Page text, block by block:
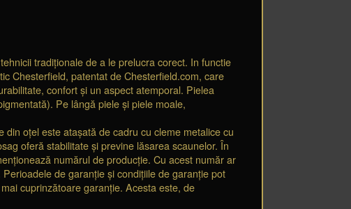
tradiționale de a le prelucra corect. In functie
Chesterfield, patentat de Chesterfield.com, care
confort și un aspect atemporal. Pielea
Pe lângă piele și piele moale,
oțel este atașată de cadru cu cleme metalice cu
oferă stabilitate și previne lăsarea scaunelor. În
numărul de producție. Cu acest număr ar
de garanție și condițiile de garanție pot
cuprinzătoare garanție. Acesta este, de